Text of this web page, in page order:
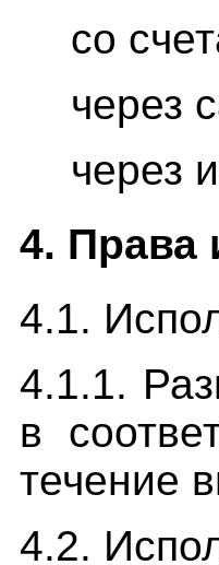
со
через
через
4. Права
4.1.
4.1.1.
в
течение
4.2.